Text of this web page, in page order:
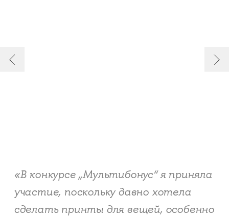
«В конкурсе „Мультибонус“ я приняла
участие, поскольку давно хотела
сделать принты для вещей, особенно